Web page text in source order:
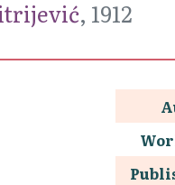
, 1912